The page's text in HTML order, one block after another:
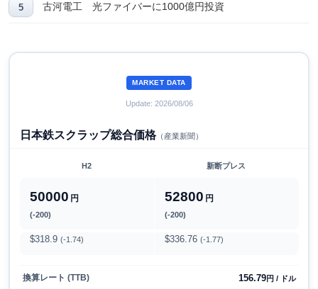
古河電工 光ファイバーに1000億円投資
MARKET DATA
Update: 2026/08/06
日本鉄スクラップ総合価格（産業新聞）
H2 新断プレス
50000 円
(-200)
52800 円
(-200)
$318.9 (-1.74) $336.76 (-1.77)
換算レート (TTB) 156.79円 / ドル